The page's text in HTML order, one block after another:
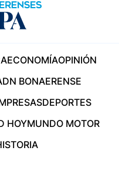
ECONOMÍAOPINIÓN
BONAERENSE
DEPORTES
HOYMUNDO MOTOR